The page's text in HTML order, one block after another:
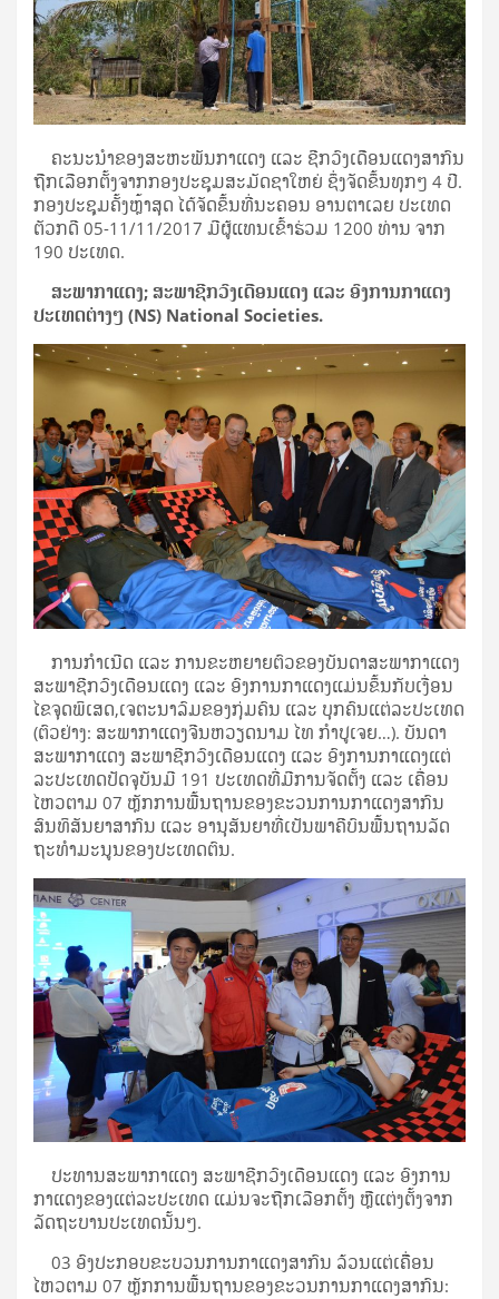
ຄະ​ນະ​ນຳ​ຂອງ​ສະ​ຫະ​ພັນ​ກາ​ແດງ ແລະ ຊີກວົງ​ເດືອນ​ແດງ​ສາ​ກົນ
​ຖືກ​ເລືອກ​ຕັ້ງ​ຈາກກອງ​ປະ​ຊຸມ​ສະ​ມັດ​ຊາ​ໃຫ​ຍ່ ຊຶ່ງ​ຈັດ​ຂຶ້ນ​ທຸກໆ 4 ປີ.
ກອງ​ປະ​ຊຸມ​ຄັ້ງຫຼ້າ​ສຸດ ​ໄດ້​ຈັດ​ຂຶ້ນ​ທີ່​ນະ​ຄອນ ອານ​ຕາ​ເລຍ ປະ​ເທດ​
ຕັວກ​ດີ 05-11/11/2017 ມີຜູ້​ແທນ​ເຂົ້າ​ຮ່ວມ 1200 ທ່ານ ຈາກ
190 ປະ​ເທດ.
ສະພາກາແດງ; ສະພາຊີກວົງເດືອນແດງ ແລະ ອົງການກາແດງ
ປະເທດຕ່າງໆ (NS) National Societies.
ການ​ກຳ​ເນີດ ແລະ​ ການ​ຂະ​ຫຍາຍ​ຕົວ​ຂອງບັນ​ດາ​ສະ​ພາ​ກາ​ແດງ
ສະ​ພາ​ຊີກວົງ​ເດືອນ​ແດງ ແລະ ອົງ​ການ​ກາ​ແດງແມ່ນ​ຂຶ້ນ​ກັບ​ເງື່ອນ​
ໄຂ​ຈຸດ​ພິ​ເສດ,​ເຈ​ຕະ​ນາ​ລົມ​ຂອງ​​ກຸ່ມ​ຄົນ ແລະ ​ບຸກ​ຄົນແຕ່​ລະ​ປະ​ເທດ
(ຕົວ​ຢ່າງ: ສະ​ພາ​ກາ​ແດງ​ຈີນ​ຫວຽດ​ນາມ ໄທ ກຳ​ປູ​ເຈຍ…). ບັນ​ດາ​
ສະ​ພາ​ກາ​ແດງ ສະ​ພາ​ຊີກວົງ​ເດືອນ​ແດງ ແລະ ອົງ​ການ​ກາ​ແດງ​ແຕ່​
ລະປະ​ເທດປັດຈຸ​ບັນ​ມີ 191 ປະ​ເທດ​ທີ່​ມີ​ການ​ຈັດ​ຕັ້ງ ແລະ ເຄື່ອນ​
ໄຫວ​ຕາມ 07 ຫຼັກ​ການ​ພື້ນ​ຖານ​ຂອງ​ຂະ​ວນ​ການ​ກາ​ແດງ​ສາ​ກົນ
ສົນ​ທິ​ສັນ​ຍາ​ສາ​ກົນ ແລະ ອາ​ນຸ​ສັນ​ຍາ​ທີ່​ເປັນ​ພາ​ຄີ​ບົນ​ພື້ນ​ຖານ​ລັດ​
ຖະ​ທຳ​ມະ​ນູນ​ຂອງ​ປະ​ເທດ​ຕົນ.
ປະ​ທານ​ສະ​ພາ​ກາ​ແດງ ສະ​ພາ​ຊີກວົງ​ເດືອນ​ແດງ ແລະ ອົງ​ການ​
ກາ​ແດງ​ຂອງ​ແຕ່​ລະ​ປະ​ເທດ ແມ່ນ​ຈະ​ຖືກ​ເລືອກ​ຕັ້ງ ຫຼື​ແຕ່ງ​ຕັ້ງ​ຈາກ​
ລັດ​ຖະ​ບານ​ປະ​ເທດນັ້ນໆ.
​ 03 ອົງ​ປະ​ກອບຂະ​ບວນ​ການ​ກາ​ແດງ​ສາ​ກົນ ​ລ້ວນ​ແຕ່​ເຄືຶ່ອນ​
ໄຫວ​ຕາມ 07 ຫຼັກ​ການ​ພື້ນ​ຖານ​ຂອງ​ຂະ​ວນ​ການ​ກາ​ແດງ​ສາ​ກົນ: